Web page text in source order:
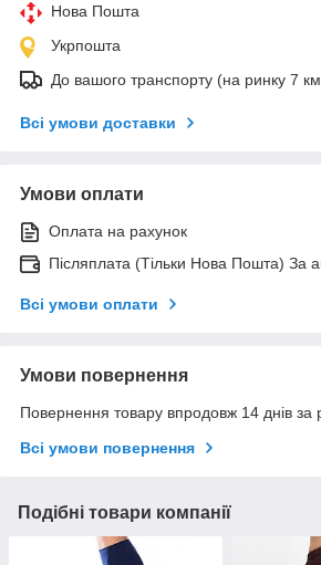
Нова Пошта
Укрпошта
До вашого транспорту (на ринку 7
Всі умови доставки
Умови оплати
Оплата на рахунок
Післяплата (Тільки Нова Пошта) За
Всі умови оплати
Умови повернення
Повернення товару впродовж 14 днів за
Всі умови повернення
Подібні товари компанії